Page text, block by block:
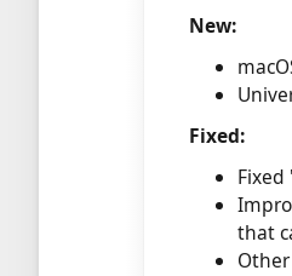
New:
Fixed:
that